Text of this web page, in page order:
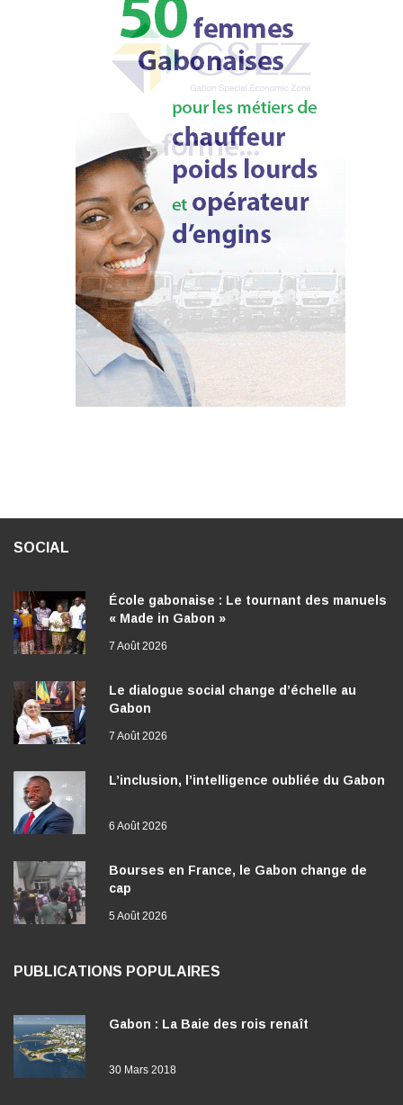
SOCIAL
École gabonaise : Le tournant des manuels
« Made in Gabon »
7 Août 2026
Le dialogue social change d’échelle au
Gabon
7 Août 2026
L’inclusion, l’intelligence oubliée du Gabon
6 Août 2026
Bourses en France, le Gabon change de
cap
5 Août 2026
PUBLICATIONS POPULAIRES
Gabon : La Baie des rois renaît
30 Mars 2018